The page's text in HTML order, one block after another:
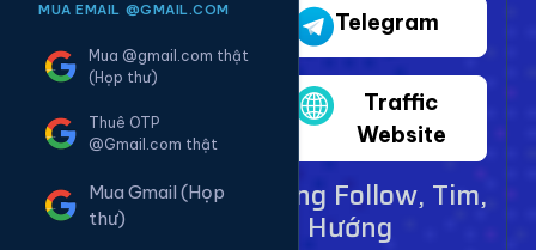
MUA EMAIL @GMAIL.COM
Mua @gmail.com thật
(Họp thư)
Thuê OTP
@Gmail.com thật
Mua Gmail (Họp
thư)
Shopee Telegram
Traffic
Website
Dịch Vụ TikTok - Tăng Follow, Tim,
View Lên Xu Hướng